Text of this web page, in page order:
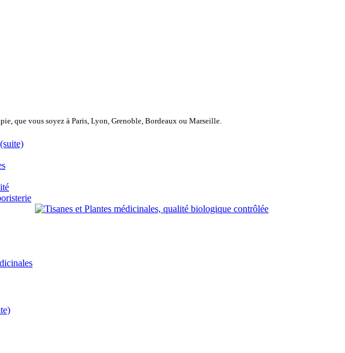
que vous soyez à Paris, Lyon, Grenoble, Bordeaux ou Marseille.